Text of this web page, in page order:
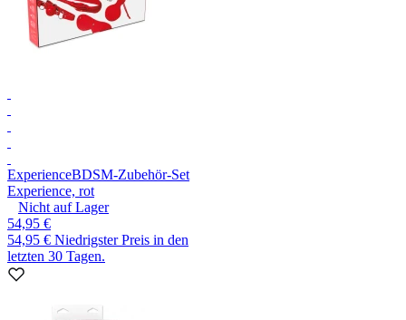
ExperienceBDSM-Zubehör-Set
Experience, rot
Nicht auf Lager
54,95 €
54,95 € Niedrigster Preis in den
letzten 30 Tagen.